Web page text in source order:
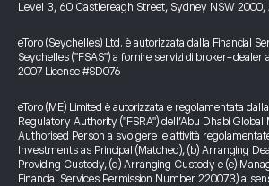
Level 3, 60 Castlereagh Street, Sydney NSW 2000,
eToro (Seychelles) Ltd. è autorizzata dalla Financial
Seychelles ("FSAS") a fornire servizi di broker-dealer
2007 License #SD076
eToro (ME) Limited è autorizzata e regolamentata
Regulatory Authority ("FSRA") dell’Abu Dhabi Global
Authorised Person a svolgere le attività
Investments as Principal (Matched), (b) Arranging
Providing Custody, (d) Arranging Custody e (e)
Financial Services Permission Number 220073) ai